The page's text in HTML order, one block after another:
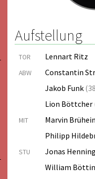
Aufstellung
TOR Lennart Ritz
ABW
Constantin
Jakob Funk (
Lion Böttcher
MIT
Marvin
Philipp
STU Jonas Henning
William